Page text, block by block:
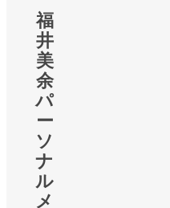
福
井
美
余
パ
ー
ソ
ナ
ル
メ